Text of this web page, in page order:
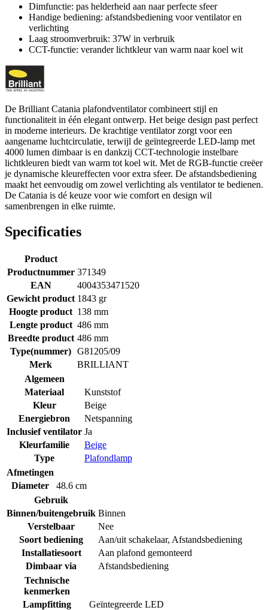
Dimfunctie: pas helderheid aan naar perfecte sfeer
Handige bediening: afstandsbediening voor ventilator en
verlichting
Laag stroomverbruik: 37W in verbruik
CCT-functie: verander lichtkleur van warm naar koel wit
De Brilliant Catania plafondventilator combineert stijl en
functionaliteit in één elegant ontwerp. Het beige design past perfect
in moderne interieurs. De krachtige ventilator zorgt voor een
aangename luchtcirculatie, terwijl de geïntegreerde LED-lamp met
4000 lumen dimbaar is en dankzij CCT-technologie instelbare
lichtkleuren biedt van warm tot koel wit. Met de RGB-functie creëer
je dynamische kleureffecten voor extra sfeer. De afstandsbediening
maakt het eenvoudig om zowel verlichting als ventilator te bedienen.
De Catania is dé keuze voor wie comfort en design wil
samenbrengen in elke ruimte.
Specificaties
Product
Productnummer 371349
EAN
4004353471520
Gewicht product 1843 gr
Hoogte product 138 mm
Lengte product 486 mm
Breedte product 486 mm
Type(nummer) G81205/09
Merk
BRILLIANT
Algemeen
Materiaal
Kunststof
Kleur
Beige
Energiebron
Netspanning
Inclusief ventilator Ja
Kleurfamilie
Beige
Type
Plafondlamp
Afmetingen
Diameter
48.6 cm
Gebruik
Binnen/buitengebruik Binnen
Verstelbaar
Nee
Soort bediening
Aan/uit schakelaar, Afstandsbediening
Installatiesoort
Aan plafond gemonteerd
Dimbaar via
Afstandsbediening
Technische
kenmerken
Lampfitting
Geïntegreerde LED